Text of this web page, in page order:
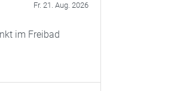
Fr. 21. Aug. 2026
im Freibad